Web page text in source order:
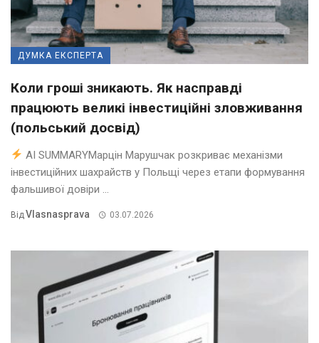
ДУМКА ЕКСПЕРТА
Коли гроші зникають. Як насправді
працюють великі інвестиційні зловживання
(польський досвід)
AI SUMMARYМарцін Марушчак розкриває механізми
інвестиційних шахрайств у Польщі через етапи формування
фальшивої довіри ...
ВідVlasnasprava 03.07.2026